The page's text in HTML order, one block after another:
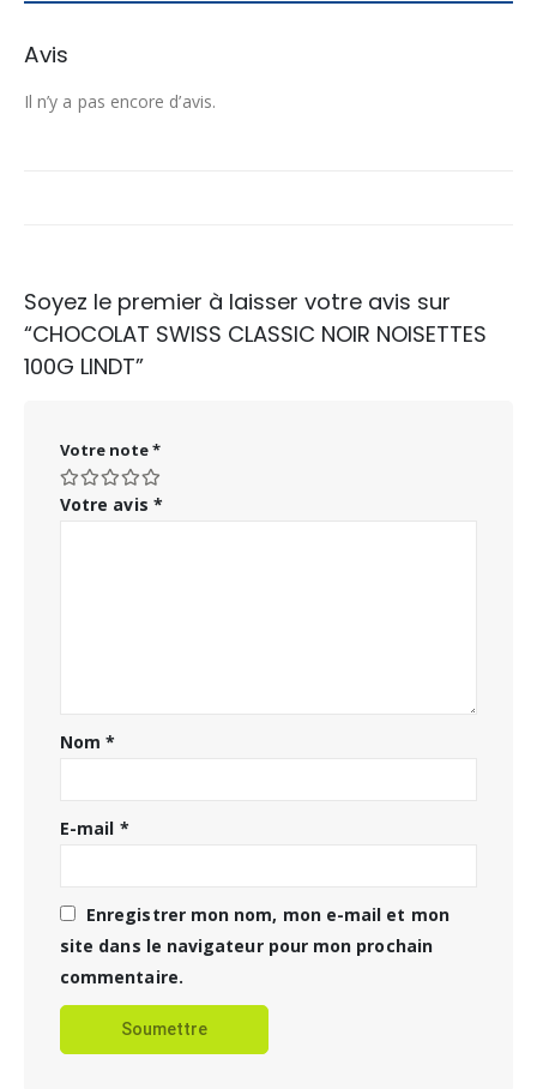
Avis
Il n’y a pas encore d’avis.
Soyez le premier à laisser votre avis sur
“CHOCOLAT SWISS CLASSIC NOIR NOISETTES
100G LINDT”
Votre note*
Votre avis *
Nom*
E-mail *
Enregistrer mon nom, mon e-mail et mon
site dans le navigateur pour mon prochain
commentaire.